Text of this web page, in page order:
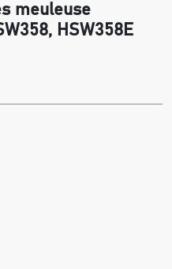
meuleuse
HSW358E